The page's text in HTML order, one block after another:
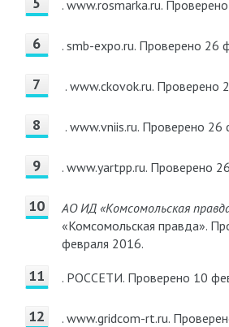
. www.rosmarka.ru.
. smb-expo.ru. Проверено 26
. www.ckovok.ru. Проверено
. www.vniis.ru. Проверено 26
. www.yartpp.ru. Проверено
АО ИД «Комсомольская
«Комсомольская правда».
февраля 2016.
. РОССЕТИ. Проверено 10
. www.gridcom-rt.ru.